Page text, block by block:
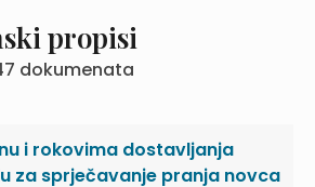
ratnog i ... ZAKON O
MEĐUNARODNOGA KAZNENOG SUDA I
DJELAPROTIV
iz članka 156. - 168., 187., 187.a i
(»Narodne novine« ...
propisi
dokumenata
i rokovima dostavljanja
za sprječavanje pranja novca